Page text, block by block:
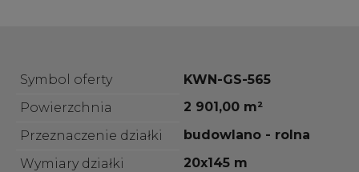
Symbol oferty
KWN-GS-565
Powierzchnia
2 901,00 m²
Przeznaczenie działki
budowlano - rolna
Wymiary działki
20x145 m